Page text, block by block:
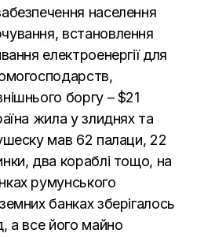
населення
встановлення
електроенергії для
боргу – $21
жила у злиднях та
мав 62 палаци, 22
два кораблі тощо, на
румунського
банках зберігалось
а все його майно